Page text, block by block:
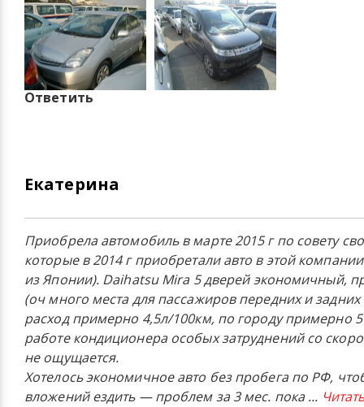
Ответить
Екатерина
Приобрела автомобиль в марте 2015 г по совету
которые в 2014 г приобретали авто в этой
из Японии). Daihatsu Mira 5 дверей экономичный,
(оч много места для пассажиров передних и задних
расход примерно 4,5л/100км, по городу примерно
работе кондиционера особых затруднений со
не ощущается.
Хотелось экономичное авто без пробега по РФ,
вложений ездить — проблем за 3 мес. пока...